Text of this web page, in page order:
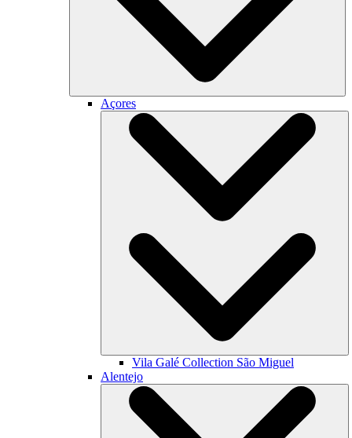
Açores
Vila Galé Collection São Miguel
Alentejo